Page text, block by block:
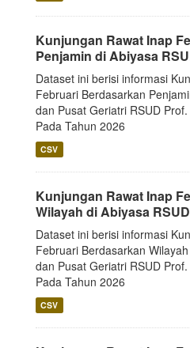
Kunjungan Rawat Inap
Penjamin di Abiyasa
Dataset ini berisi informasi
Februari Berdasarkan
dan Pusat Geriatri RSUD
Pada Tahun 2026
CSV
Kunjungan Rawat Inap
Wilayah di Abiyasa
Dataset ini berisi informasi
Februari Berdasarkan
dan Pusat Geriatri RSUD
Pada Tahun 2026
CSV